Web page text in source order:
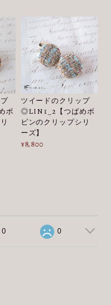
ボ
ツイードのクリップ
◎LIN1_2【つばめボ
ビンのクリップシリ
ーズ】
¥8,800
0 0